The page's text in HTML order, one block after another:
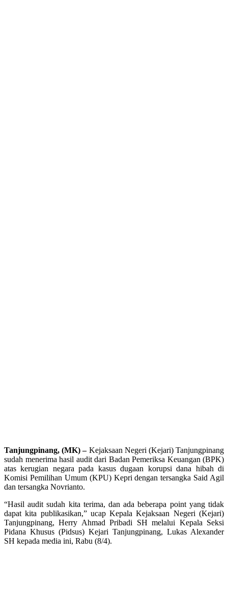
Tanjungpinang, (MK) –Kejaksaan Negeri (Kejari) Tanjungpinang
sudah menerima hasil audit dari Badan Pemeriksa Keuangan (BPK)
atas kerugian negara pada kasus dugaan korupsi dana hibah di
Komisi Pemilihan Umum (KPU) Kepri dengan tersangka Said Agil
dan tersangka Novrianto.
“Hasil audit sudah kita terima, dan ada beberapa point yang tidak
dapat kita publikasikan,” ucap Kepala Kejaksaan Negeri (Kejari)
Tanjungpinang, Herry Ahmad Pribadi SH melalui Kepala Seksi
Pidana Khusus (Pidsus) Kejari Tanjungpinang, Lukas Alexander
SH kepada media ini, Rabu (8/4).